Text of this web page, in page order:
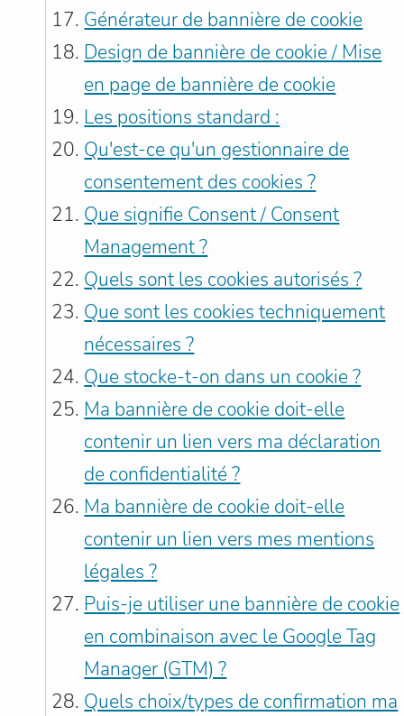
Générateur de bannière de cookie
Design de bannière de cookie / Mise
en page de bannière de cookie
Les positions standard :
Qu'est-ce qu'un gestionnaire de
consentement des cookies ?
Que signifie Consent / Consent
Management ?
Quels sont les cookies autorisés ?
Que sont les cookies techniquement
nécessaires ?
Que stocke-t-on dans un cookie ?
Ma bannière de cookie doit-elle
contenir un lien vers ma déclaration
de confidentialité ?
Ma bannière de cookie doit-elle
contenir un lien vers mes mentions
légales ?
Puis-je utiliser une bannière de cookie
en combinaison avec le Google Tag
Manager (GTM) ?
Quels choix/types de confirmation ma